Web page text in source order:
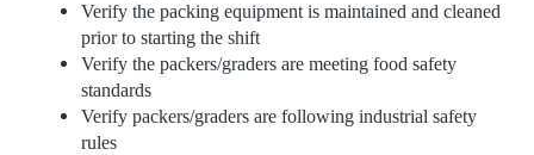
Verify the packing equipment is maintained and cleaned
prior to starting the shift
Verify the packers/graders are meeting food safety
standards
Verify packers/graders are following industrial safety
rules